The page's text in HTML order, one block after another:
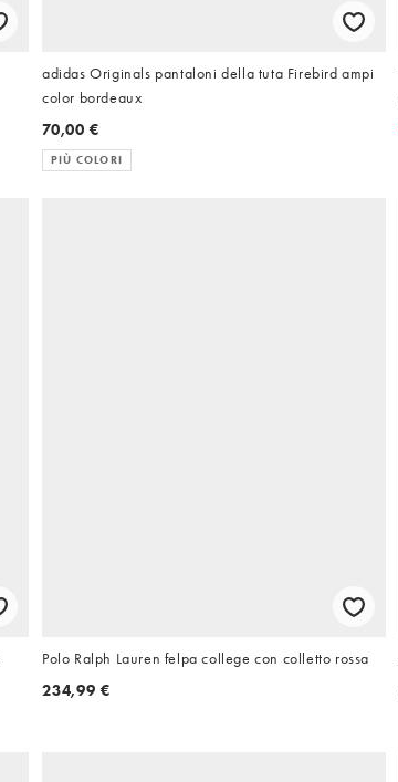
adidas Originals pantaloni della tuta Firebird ampi
color bordeaux
70,00 €
PIÙ COLORI
Polo Ralph Lauren felpa college con colletto rossa
234,99 €